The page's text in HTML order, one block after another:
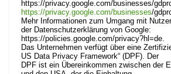
https://privacy.google.com/businesses/
https://privacy.google.com/businesses/
Mehr Informationen zum Umgang mit
der Datenschutzerklärung von Google:
https://policies.google.com/privacy?hl=de.
Das Unternehmen verfügt über eine
US Data Privacy Framework“ (DPF). Der
DPF ist ein Übereinkommen zwischen der